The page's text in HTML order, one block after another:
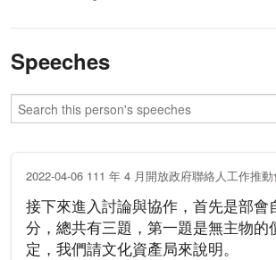
Speeches
2022-04-06 111 年 4 月開放政府聯絡人工作推
接下來進入討論與協作，首先是部會
分，總共有三題，第一題是無主物的
定，我們請文化資產局來說明。